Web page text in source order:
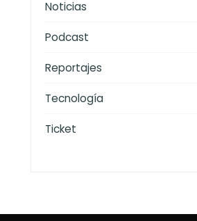
Noticias
Podcast
Reportajes
Tecnología
Ticket